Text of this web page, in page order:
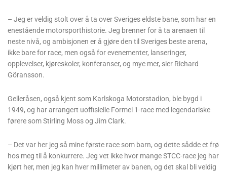
– Jeg er veldig stolt over å ta over Sveriges eldste bane, som har en
enestående motorsporthistorie. Jeg brenner for å ta arenaen til
neste nivå, og ambisjonen er å gjøre den til Sveriges beste arena,
ikke bare for race, men også for evenementer, lanseringer,
opplevelser, kjøreskoler, konferanser, og mye mer, sier Richard
Göransson.
Gelleråsen, også kjent som Karlskoga Motorstadion, ble bygd i
1949, og har arrangert uoffisielle Formel 1-race med legendariske
førere som Stirling Moss og Jim Clark.
– Det var her jeg så mine første race som barn, og dette sådde et frø
hos meg til å konkurrere. Jeg vet ikke hvor mange STCC-race jeg har
kjørt her, men jeg kan hver millimeter av banen, og det skal bli veldig